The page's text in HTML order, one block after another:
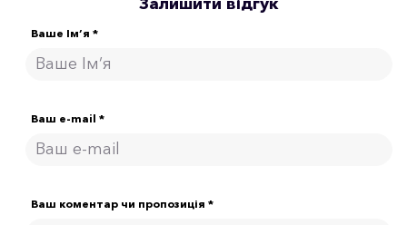
Ваше Ім’я *
Ваш e-mail *
Ваш коментар чи пропозиція *